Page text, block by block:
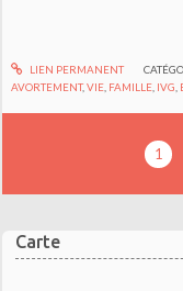
Carte
LIEN PERMANENT
AVORTEMENT,VIE FAMILLE IVG
1